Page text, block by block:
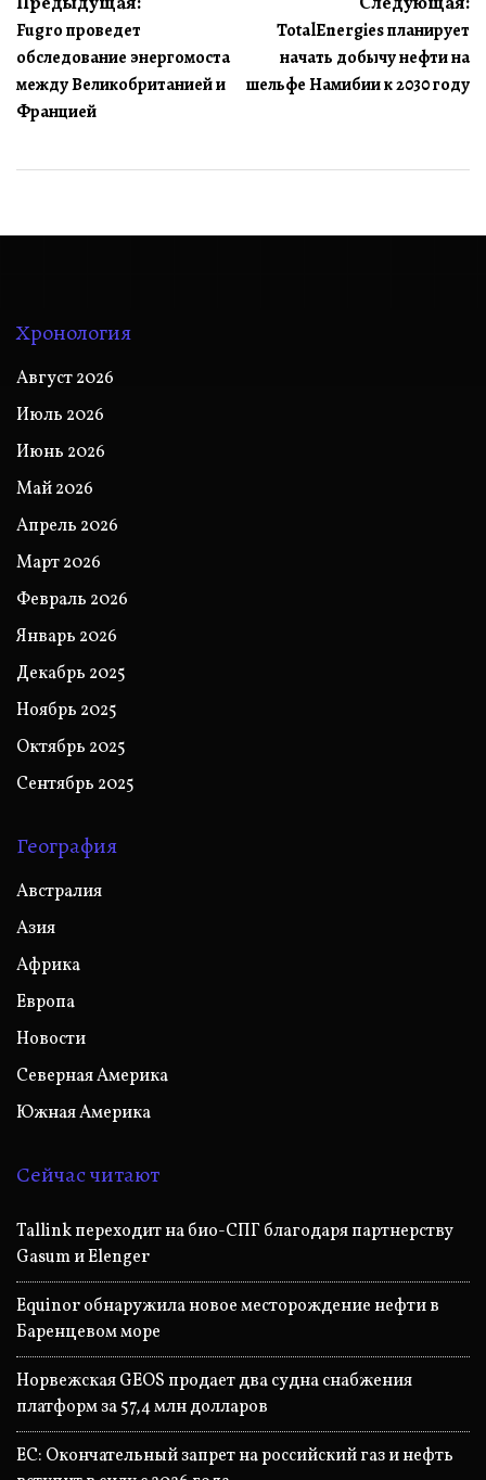
по
записям
Fugro проведет
обследование энергомоста
между Великобританией и
Францией
TotalEnergies планирует
начать добычу нефти на
шельфе Намибии к 2030 году
Хронология
Август 2026
Июль 2026
Июнь 2026
Май 2026
Апрель 2026
Март 2026
Февраль 2026
Январь 2026
Декабрь 2025
Ноябрь 2025
Октябрь 2025
Сентябрь 2025
География
Австралия
Азия
Африка
Европа
Новости
Северная Америка
Южная Америка
Сейчас читают
Tallink переходит на био-СПГ благодаря партнерству
Gasum и Elenger
Equinor обнаружила новое месторождение нефти в
Баренцевом море
Норвежская GEOS продает два судна снабжения
платформ за 57,4 млн долларов
ЕС: Окончательный запрет на российский газ и нефть